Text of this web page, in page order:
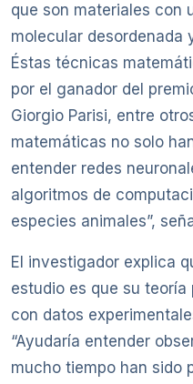
que son materiales con
molecular desordenada
Éstas técnicas
por el ganador del
Giorgio Parisi, entre
matemáticas no solo
entender redes
algoritmos de
especies animales”,
El investigador explica
estudio es que su
con datos
“Ayudaría entender
mucho tiempo han sido